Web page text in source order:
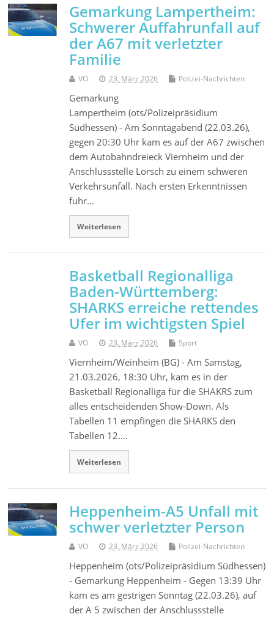
Gemarkung Lampertheim:
Schwerer Auffahrunfall auf
der A67 mit verletzter
Familie
VO 23. März 2026 Polizei-Nachrichten
Gemarkung
Lampertheim (ots/Polizeipräsidium
Südhessen) - Am Sonntagabend (22.03.26),
gegen 20:30 Uhr kam es auf der A67 zwischen
dem Autobahndreieck Viernheim und der
Anschlussstelle Lorsch zu einem schweren
Verkehrsunfall. Nach ersten Erkenntnissen
fuhr…
Weiterlesen
Basketball Regionalliga
Baden-Württemberg:
SHARKS erreiche rettendes
Ufer im wichtigsten Spiel
VO 23. März 2026 Sport
Viernheim/Weinheim (BG) - Am Samstag,
21.03.2026, 18:30 Uhr, kam es in der
Basketball Regionalliga für die SHAKRS zum
alles entscheidenden Show-Down. Als
Tabellen 11 empfingen die SHARKS den
Tabellen 12.…
Weiterlesen
Heppenheim-A5 Unfall mit
schwer verletzter Person
VO 23. März 2026 Polizei-Nachrichten
Heppenheim (ots/Polizeipräsidium Südhessen)
- Gemarkung Heppenheim - Gegen 13:39 Uhr
kam es am gestrigen Sonntag (22.03.26), auf
der A 5 zwischen der Anschlussstelle